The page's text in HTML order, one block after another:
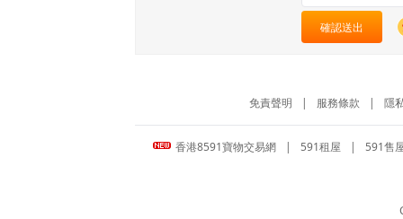
確認送出
免責聲明 | 服務條款 | 隱
香港8591寶物交易網 | 591租屋 | 591售